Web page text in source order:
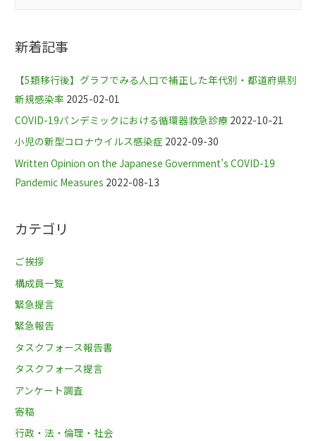
新着記事
【5類移行後】グラフでみる人口で補正した年代別・都道府県別
新規感染率 2025-02-01
COVID-19パンデミックにおける循環器救急診療 2022-10-21
小児の新型コロナウイルス感染症 2022-09-30
Written Opinion on the Japanese Government’s COVID-19
Pandemic Measures 2022-08-13
カテゴリ
ご挨拶
構成員一覧
緊急提言
緊急報告
タスクフォース報告書
タスクフォース提言
アンケート調査
寄稿
行政・法・倫理・社会